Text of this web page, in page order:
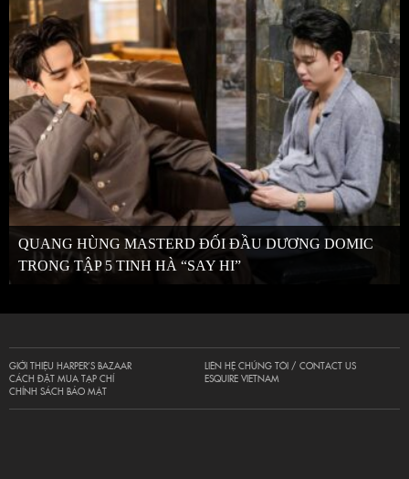
QUANG HÙNG MASTERD ĐỐI ĐẦU DƯƠNG DOMIC
TRONG TẬP 5 TINH HÀ “SAY HI”
GIỚI THIỆU HARPER’S BAZAAR
CÁCH ĐẶT MUA TẠP CHÍ
CHÍNH SÁCH BẢO MẬT
LIÊN HỆ CHÚNG TÔI / CONTACT US
ESQUIRE VIETNAM